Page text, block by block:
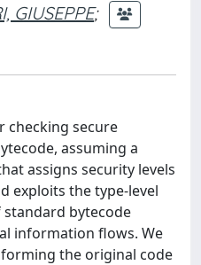
GIUSEPPE;
checking secure
assuming a
assigns security levels
exploits the type-level
bytecode
information flows. We
the original code